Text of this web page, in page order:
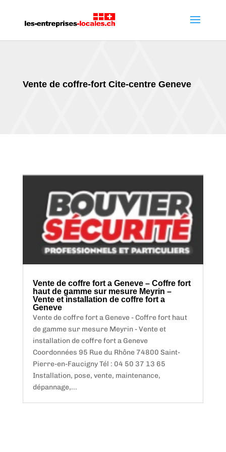
Vente de coffre-fort Cite-centre Geneve
Vente de coffre fort a Geneve – Coffre fort
haut de gamme sur mesure Meyrin –
Vente et installation de coffre fort a
Geneve
Vente de coffre fort a Geneve - Coffre fort haut
de gamme sur mesure Meyrin - Vente et
installation de coffre fort a Geneve
Coordonnées 95 Rue du Rhône 74800 Saint-
Pierre-en-Faucigny Tél : 04 50 37 13 65
Installation, pose, vente, maintenance,
dépannage,...